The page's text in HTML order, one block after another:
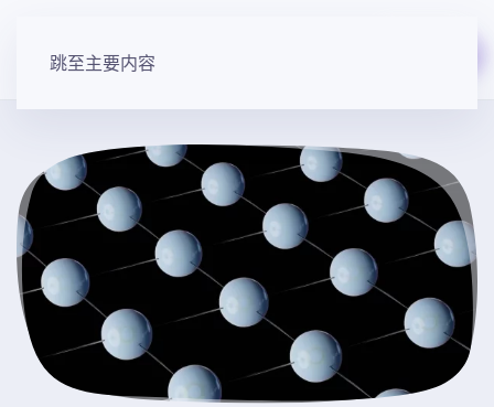
跳至主要内容